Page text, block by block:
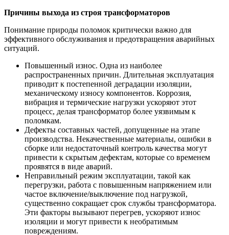
Причины выхода из строя трансформаторов
Понимание природы поломок критически важно для
эффективного обслуживания и предотвращения аварийных
ситуаций.
Повышенный износ. Одна из наиболее
распространенных причин. Длительная эксплуатация
приводит к постепенной деградации изоляции,
механическому износу компонентов. Коррозия,
вибрация и термические нагрузки ускоряют этот
процесс, делая трансформатор более уязвимым к
поломкам.
Дефекты составных частей, допущенные на этапе
производства. Некачественные материалы, ошибки в
сборке или недостаточный контроль качества могут
привести к скрытым дефектам, которые со временем
проявятся в виде аварий.
Неправильный режим эксплуатации, такой как
перегрузки, работа с повышенным напряжением или
частое включение/выключение под нагрузкой,
существенно сокращает срок службы трансформатора.
Эти факторы вызывают перегрев, ускоряют износ
изоляции и могут привести к необратимым
повреждениям.